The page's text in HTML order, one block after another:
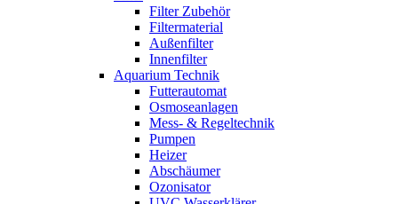
Filter Zubehör
Filtermaterial
Außenfilter
Innenfilter
Aquarium Technik
Futterautomat
Osmoseanlagen
Mess- & Regeltechnik
Pumpen
Heizer
Abschäumer
Ozonisator